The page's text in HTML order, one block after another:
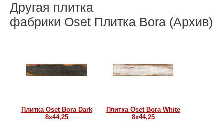
Другая плитка
фабрики Oset Плитка Bora (Архив)
Плитка Oset Bora Dark
8x44,25
Плитка Oset Bora White
8x44,25